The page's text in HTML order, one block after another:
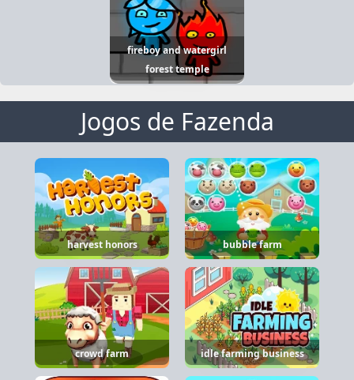
fireboy and watergirl
forest temple
Jogos de Fazenda
harvest honors bubble farm
crowd farm idle farming business